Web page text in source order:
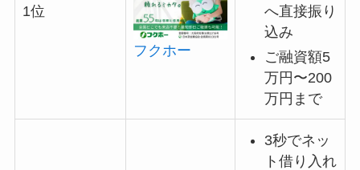
1位
フクホー
へ直接振り
込み
ご融資額5
万円〜200
万円まで
3秒でネッ
ト借り入れ